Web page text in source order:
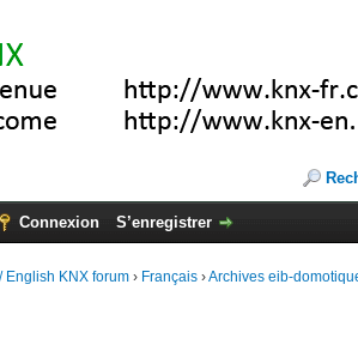
Connexion S’enregistrer
English KNX forum › Français ›Archives eib-